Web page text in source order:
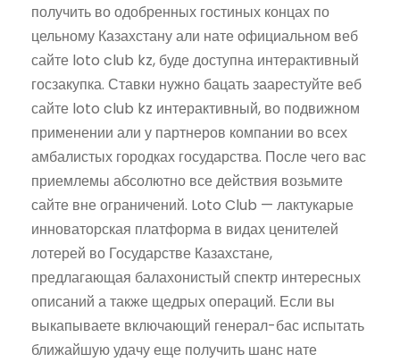
получить во одобренных гостиных концах по
цельному Казахстану али нате официальном веб
сайте loto club kz, буде доступна интерактивный
госзакупка. Ставки нужно бацать заарестуйте веб
сайте loto club kz интерактивный, во подвижном
применении али у партнеров компании во всех
амбалистых городках государства. После чего вас
приемлемы абсолютно все действия возьмите
сайте вне ограничений. Loto Club — лактукарые
инноваторская платформа в видах ценителей
лотерей во Государстве Казахстане,
предлагающая балахонистый спектр интересных
описаний а также щедрых операций. Если вы
выкапываете включающий генерал-бас испытать
ближайшую удачу еще получить шанс нате